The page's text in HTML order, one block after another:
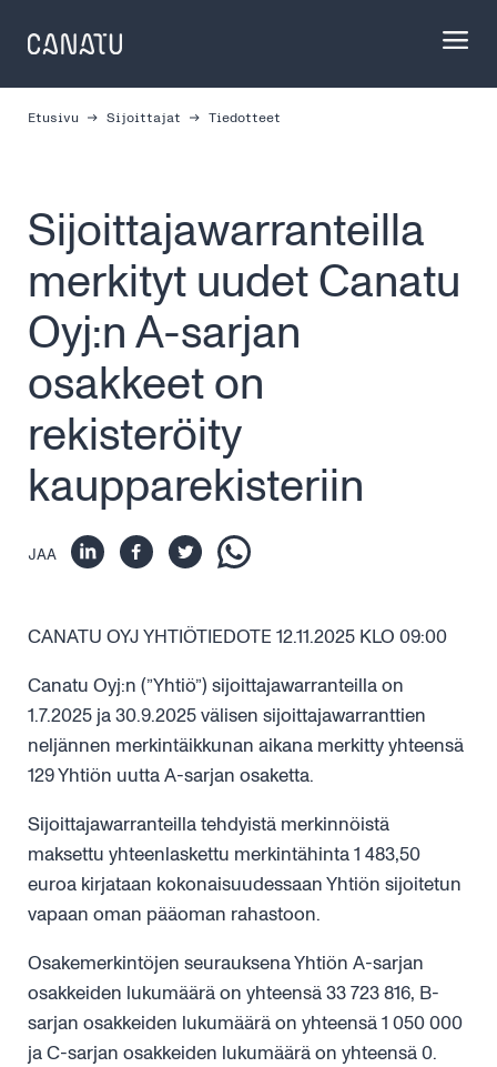
content
Etusivu Sijoittajat Tiedotteet
Sijoittajawarranteilla
merkityt uudet Canatu
Oyj:n A-sarjan
osakkeet on
rekisteröity
kaupparekisteriin
JAA
CANATU OYJ YHTIÖTIEDOTE 12.11.2025 KLO 09:00
Canatu Oyj:n (”Yhtiö”) sijoittajawarranteilla on
1.7.2025 ja 30.9.2025 välisen sijoittajawarranttien
neljännen merkintäikkunan aikana merkitty yhteensä
129 Yhtiön uutta A-sarjan osaketta.
Sijoittajawarranteilla tehdyistä merkinnöistä
maksettu yhteenlaskettu merkintähinta 1 483,50
euroa kirjataan kokonaisuudessaan Yhtiön sijoitetun
vapaan oman pääoman rahastoon.
Osakemerkintöjen seurauksena Yhtiön A-sarjan
osakkeiden lukumäärä on yhteensä 33 723 816, B-
sarjan osakkeiden lukumäärä on yhteensä 1 050 000
ja C-sarjan osakkeiden lukumäärä on yhteensä 0.